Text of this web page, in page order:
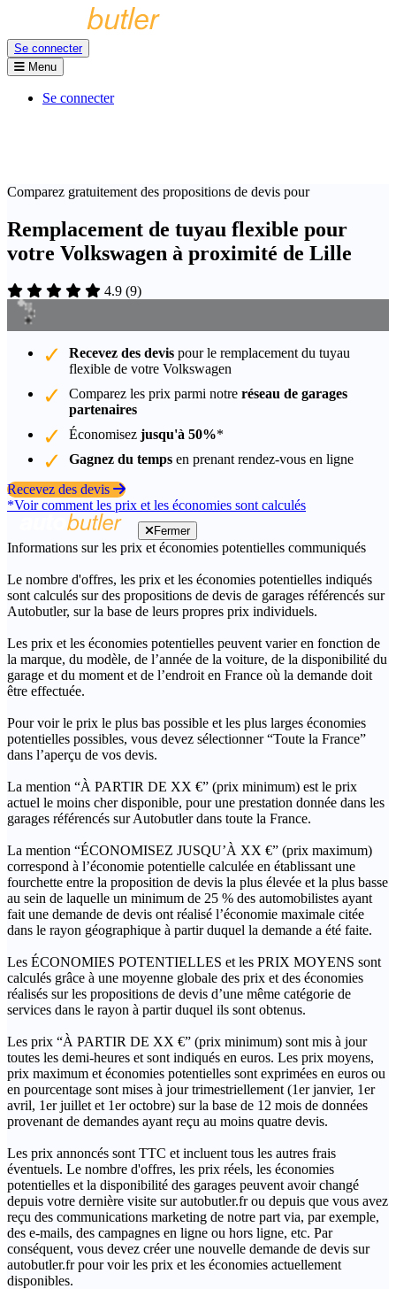
Se connecter
Menu
Se connecter
Comparez gratuitement des propositions de devis pour
Remplacement de tuyau flexible pour
votre Volkswagen à proximité de Lille
4.9 (9)
Recevez des devis pour le remplacement du tuyau
flexible de votre Volkswagen
Comparez les prix parmi notre réseau de garages
partenaires
Économisez jusqu'à 50%*
Gagnez du temps en prenant rendez-vous en ligne
Recevez des devis
*Voir comment les prix et les économies sont calculés
Fermer
Informations sur les prix et économies potentielles communiqués
Le nombre d'offres, les prix et les économies potentielles indiqués
sont calculés sur des propositions de devis de garages référencés sur
Autobutler, sur la base de leurs propres prix individuels.
Les prix et les économies potentielles peuvent varier en fonction de
la marque, du modèle, de l’année de la voiture, de la disponibilité du
garage et du moment et de l’endroit en France où la demande doit
être effectuée.
Pour voir le prix le plus bas possible et les plus larges économies
potentielles possibles, vous devez sélectionner “Toute la France”
dans l’aperçu de vos devis.
La mention “À PARTIR DE XX €” (prix minimum) est le prix
actuel le moins cher disponible, pour une prestation donnée dans les
garages référencés sur Autobutler dans toute la France.
La mention “ÉCONOMISEZ JUSQU’À XX €” (prix maximum)
correspond à l’économie potentielle calculée en établissant une
fourchette entre la proposition de devis la plus élevée et la plus basse
au sein de laquelle un minimum de 25 % des automobilistes ayant
fait une demande de devis ont réalisé l’économie maximale citée
dans le rayon géographique à partir duquel la demande a été faite.
Les ÉCONOMIES POTENTIELLES et les PRIX MOYENS sont
calculés grâce à une moyenne globale des prix et des économies
réalisés sur les propositions de devis d’une même catégorie de
services dans le rayon à partir duquel ils sont obtenus.
Les prix “À PARTIR DE XX €” (prix minimum) sont mis à jour
toutes les demi-heures et sont indiqués en euros. Les prix moyens,
prix maximum et économies potentielles sont exprimées en euros ou
en pourcentage sont mises à jour trimestriellement (1er janvier, 1er
avril, 1er juillet et 1er octobre) sur la base de 12 mois de données
provenant de demandes ayant reçu au moins quatre devis.
Les prix annoncés sont TTC et incluent tous les autres frais
éventuels. Le nombre d'offres, les prix réels, les économies
potentielles et la disponibilité des garages peuvent avoir changé
depuis votre dernière visite sur autobutler.fr ou depuis que vous avez
reçu des communications marketing de notre part via, par exemple,
des e-mails, des campagnes en ligne ou hors ligne, etc. Par
conséquent, vous devez créer une nouvelle demande de devis sur
autobutler.fr pour voir les prix et les économies actuellement
disponibles.